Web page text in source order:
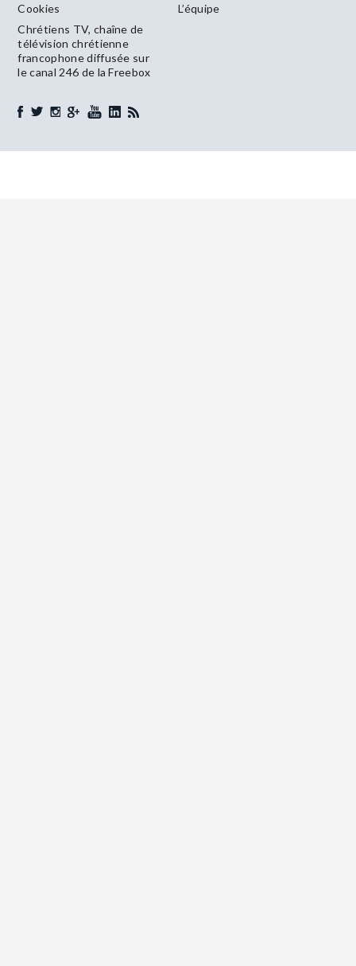
Cookies
L’équipe
Chrétiens TV, chaîne de
télévision chrétienne
francophone diffusée sur
le canal 246 de la Freebox